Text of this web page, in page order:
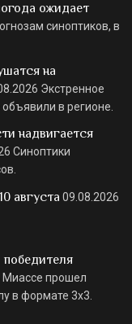
ожидает
синоптиков, в
на
Экстренное
в регионе.
надвигается
Синоптики
августа 09.08.2026
победителя
Миассе прошел
в формате 3х3.